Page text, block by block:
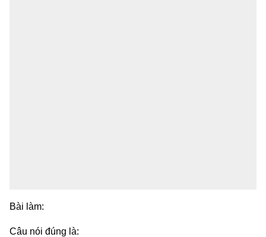
Bài làm:
Câu nói đúng là: